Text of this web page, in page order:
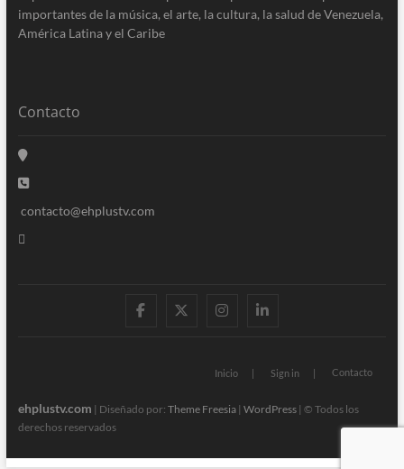
importantes de la música, el arte, la cultura, la salud de Venezuela,
América Latina y el Caribe
Contacto
contacto@ehplustv.com
facebooktwitterinstagram
linkedin
Inicio Sign in Contacto
ehplustv.com | Diseñado por: Theme Freesia| WordPress| © Todos los
derechos reservados